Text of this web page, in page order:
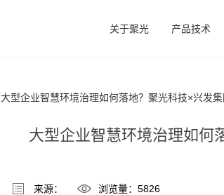
关于聚光 产品技术
大型企业智慧环境治理如何落地？聚光科技×兴发
大型企业智慧环境治理如何
来源： 浏览量：5826